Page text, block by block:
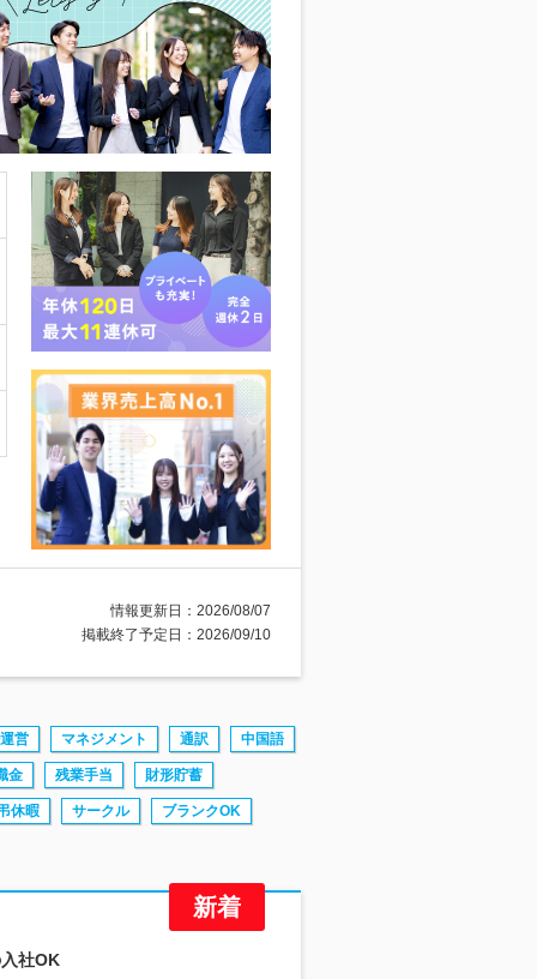
情報更新日：2026/08/07
掲載終了予定日：2026/09/10
営 マネジメント 通訳 中国語
金 残業手当 財形貯蓄
休暇 サークル ブランクOK
社OK